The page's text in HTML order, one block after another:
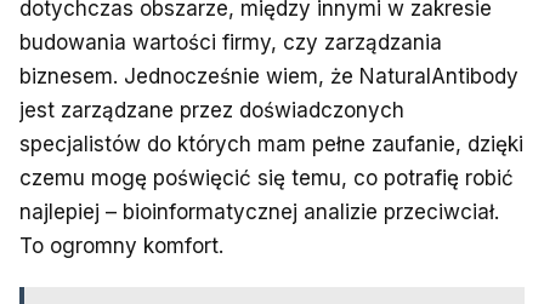
dotychczas obszarze, między innymi w zakresie
budowania wartości firmy, czy zarządzania
biznesem. Jednocześnie wiem, że NaturalAntibody
jest zarządzane przez doświadczonych
specjalistów do których mam pełne zaufanie, dzięki
czemu mogę poświęcić się temu, co potrafię robić
najlepiej – bioinformatycznej analizie przeciwciał.
To ogromny komfort.